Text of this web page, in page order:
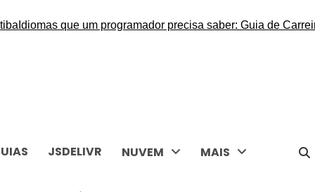
que um programador precisa saber: Guia de Carreira
JSDELIVR NUVEM MAIS